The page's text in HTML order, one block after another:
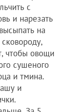
с
и нарезать
на
чтобы овощи
сушеного
и тмина.
и